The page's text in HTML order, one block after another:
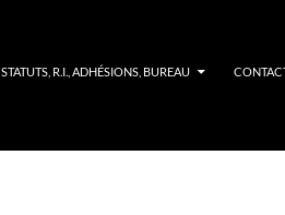
STATUTS, R.I., ADHÉSIONS, BUREAU